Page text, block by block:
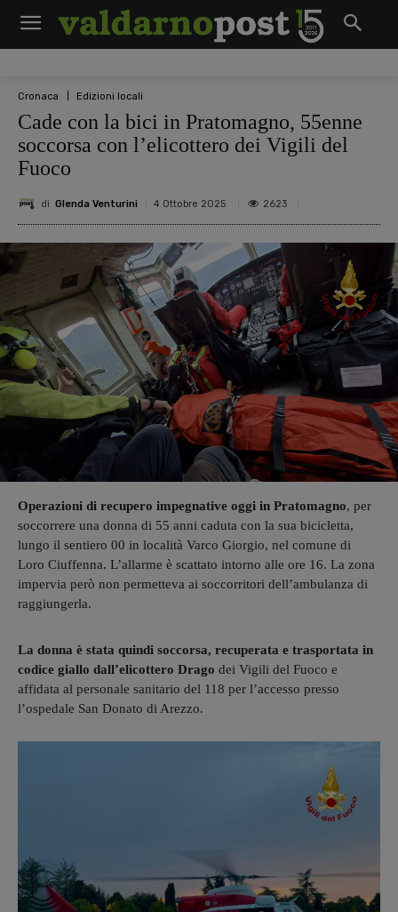
Cronaca Edizioni locali
Cade con la bici in Pratomagno, 55enne
soccorsa con l’elicottero dei Vigili del
Fuoco
di Glenda Venturini 4 Ottobre 2025 2623
Operazioni di recupero impegnative oggi in Pratomagno, per
soccorrere una donna di 55 anni caduta con la sua bicicletta,
lungo il sentiero 00 in località Varco Giorgio, nel comune di
Loro Ciuffenna. L’allarme è scattato intorno alle ore 16. La zona
impervia però non permetteva ai soccorritori dell’ambulanza di
raggiungerla.
La donna è stata quindi soccorsa, recuperata e trasportata in
codice giallo dall’elicottero Drago dei Vigili del Fuoco e
affidata al personale sanitario del 118 per l’accesso presso
l’ospedale San Donato di Arezzo.